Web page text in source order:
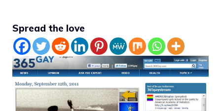
Spread the love